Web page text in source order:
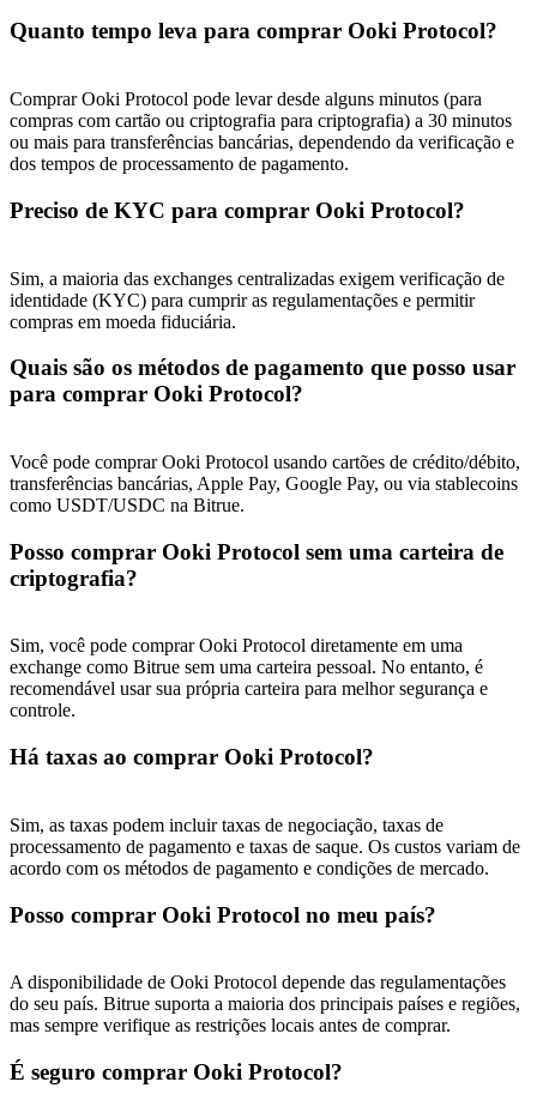
Share 500000 CASHCAT prize pool
Exclusive for BitMart Users
Register & Trade to Win 500,000 USDT
Precious Metals Trading Carnival
Trade Gold & Silver · 33,333 USDT Bonus
USDT Flexible Staking | Daily Rewards
New Listing Futures Fest
Crypto World Cup 2026: Grand Finale
Mais eventos
Ganhe prêmios e recompensas exclusivas
Centro de recompensas
Quanto tempo leva para comprar Ooki Protocol?
Comprar Ooki Protocol pode levar desde alguns minutos (para
compras com cartão ou criptografia para criptografia) a 30 minutos
ou mais para transferências bancárias, dependendo da verificação e
dos tempos de processamento de pagamento.
Preciso de KYC para comprar Ooki Protocol?
Sim, a maioria das exchanges centralizadas exigem verificação de
identidade (KYC) para cumprir as regulamentações e permitir
compras em moeda fiduciária.
Quais são os métodos de pagamento que posso usar
para comprar Ooki Protocol?
Você pode comprar Ooki Protocol usando cartões de crédito/débito,
transferências bancárias, Apple Pay, Google Pay, ou via stablecoins
como USDT/USDC na Bitrue.
Posso comprar Ooki Protocol sem uma carteira de
criptografia?
Sim, você pode comprar Ooki Protocol diretamente em uma
exchange como Bitrue sem uma carteira pessoal. No entanto, é
recomendável usar sua própria carteira para melhor segurança e
controle.
Há taxas ao comprar Ooki Protocol?
Sim, as taxas podem incluir taxas de negociação, taxas de
processamento de pagamento e taxas de saque. Os custos variam de
acordo com os métodos de pagamento e condições de mercado.
Posso comprar Ooki Protocol no meu país?
A disponibilidade de Ooki Protocol depende das regulamentações
do seu país. Bitrue suporta a maioria dos principais países e regiões,
mas sempre verifique as restrições locais antes de comprar.
É seguro comprar Ooki Protocol?